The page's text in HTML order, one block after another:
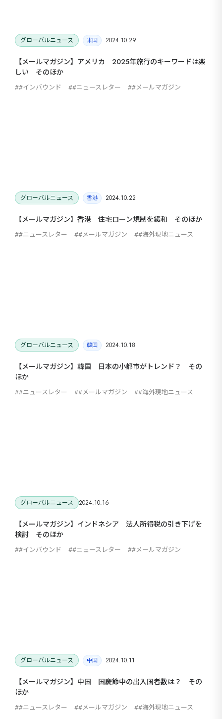
グローバルニュース 米国 2024.10.29
【メールマガジン】アメリカ 2025年旅行のキーワードは楽
しい そのほか
#インバウンド #ニュースレター #メールマガジン
グローバルニュース 香港 2024.10.22
【メールマガジン】香港 住宅ローン規制を緩和 そのほか
#ニュースレター #メールマガジン #海外現地ニュース
グローバルニュース 韓国 2024.10.18
【メールマガジン】韓国 日本の小都市がトレンド？ その
ほか
#ニュースレター #メールマガジン #海外現地ニュース
グローバルニュース 2024.10.16
【メールマガジン】インドネシア 法人所得税の引き下げを
検討 そのほか
#インバウンド #ニュースレター #メールマガジン
グローバルニュース 中国 2024.10.11
【メールマガジン】中国 国慶節中の出入国者数は？ その
ほか
#ニュースレター #メールマガジン #海外現地ニュース